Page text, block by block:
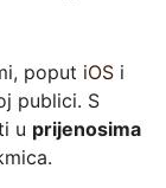
poput iOS i
publici. S
u prijenosima